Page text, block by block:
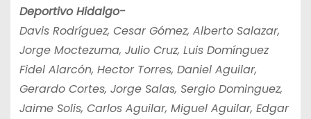
Deportivo Hidalgo-
Davis Rodríguez, Cesar Gómez, Alberto Salazar,
Jorge Moctezuma, Julio Cruz, Luis Domínguez
Fidel Alarcón, Hector Torres, Daniel Aguilar,
Gerardo Cortes, Jorge Salas, Sergio Dominguez,
Jaime Solis, Carlos Aguilar, Miguel Aguilar, Edgar